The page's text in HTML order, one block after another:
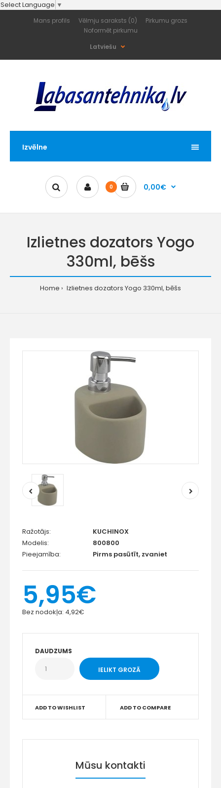
Select Language ▼
Mans profils Vēlmju saraksts (0)
Pirkumu grozs
Noformēt pirkumu
Latviešu
Izvēlne
0 0,00€
Izlietnes dozators Yogo
330ml, bēšs
Home Izlietnes dozators Yogo 330ml, bēšs
Ražotājs:
KUCHINOX
Modelis:
800800
Pieejamība:
Pirms pasūtīt, zvaniet
5,95€
Bez nodokļa: 4,92€
DAUDZUMS
ADD TO WISHLIST ADD TO COMPARE
Mūsu kontakti